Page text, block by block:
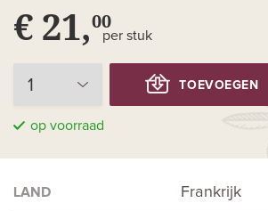
€ 21,00
per stuk
TOEVOEGEN
op voorraad
LAND Frankrijk